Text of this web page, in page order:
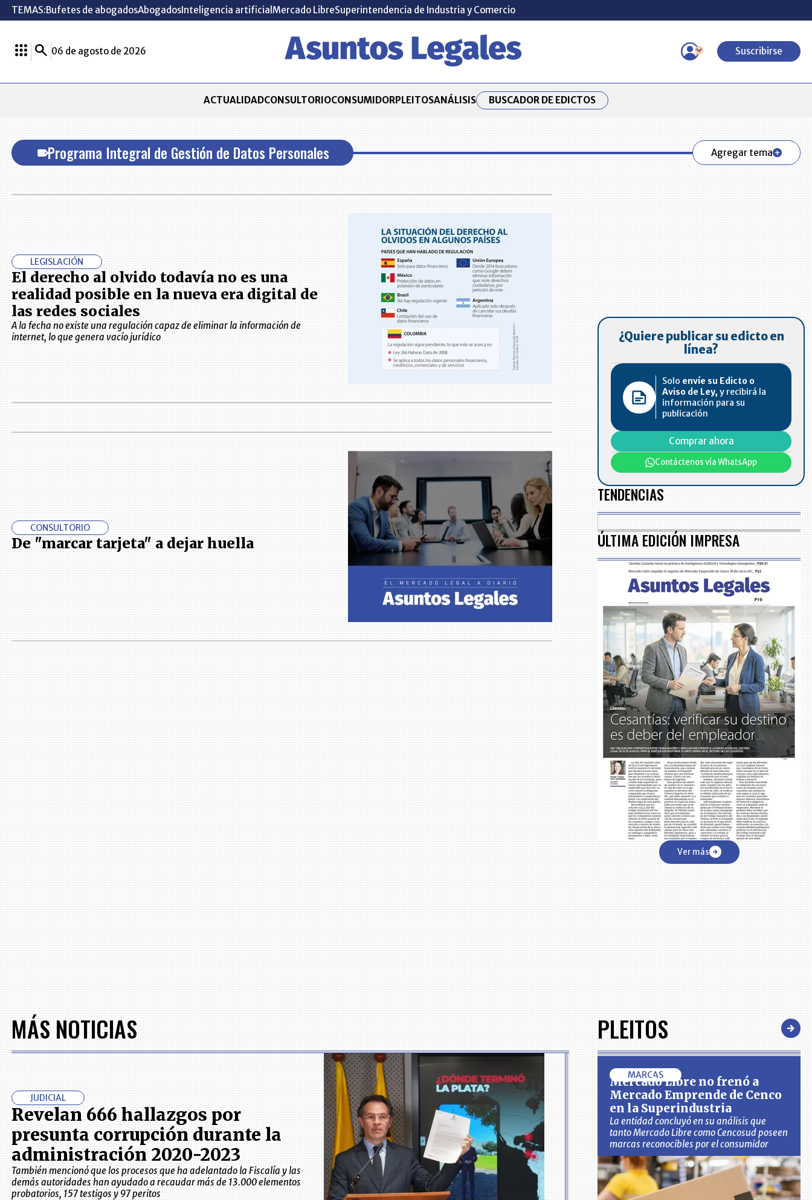
TEMAS:Bufetes de abogadosAbogadosInteligencia artificial Mercado LibreSuperintendencia de Industria y Comercio
06 de agosto de 2026 Suscribirse
ACTUALIDADCONSULTORIOCONSUMIDORPLEITOSANÁLISIS BUSCADOR DE EDICTOS
Programa Integral de Gestión de Datos Personales Agregar tema
LEGISLACIÓN
El derecho al olvido todavía no es una
realidad posible en la nueva era digital de
las redes sociales
A la fecha no existe una regulación capaz de eliminar la información de
internet, lo que genera vacío jurídico
CONSULTORIO
De "marcar tarjeta" a dejar huella
¿Quiere publicar su edicto en
línea?
Solo envíe su Edicto o
Aviso de Ley, y recibirá la
información para su
publicación
Comprar ahora
Contáctenos vía WhatsApp
TENDENCIAS
ÚLTIMA EDICIÓN IMPRESA
Ver más
MÁS NOTICIAS
JUDICIAL
Revelan 666 hallazgos por
presunta corrupción durante la
administración 2020-2023
También mencionó que los procesos que ha adelantado la Fiscalía y las
demás autoridades han ayudado a recaudar más de 13.000 elementos
probatorios, 157 testigos y 97 peritos
PLEITOS
MARCAS
Mercado Libre no frenó a
Mercado Emprende de Cenco
en la Superindustria
La entidad concluyó en su análisis que
tanto Mercado Libre como Cencosud poseen
marcas reconocibles por el consumidor